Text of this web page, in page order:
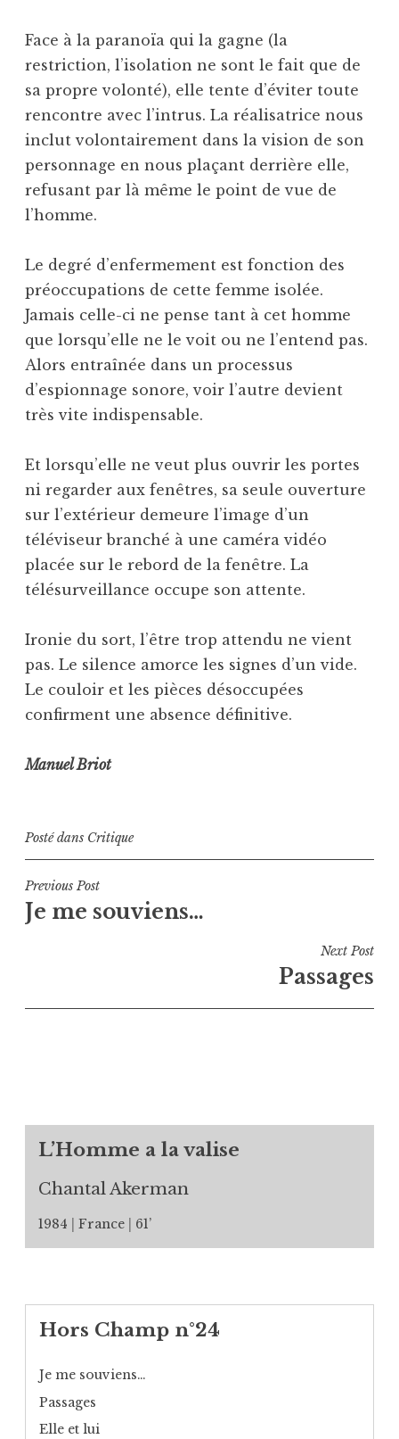
Face à la paranoïa qui la gagne (la
restriction, l’isolation ne sont le fait que de
sa propre volonté), elle tente d’éviter toute
rencontre avec l’intrus. La réalisatrice nous
inclut volontairement dans la vision de son
personnage en nous plaçant derrière elle,
refusant par là même le point de vue de
l’homme.
Le degré d’enfermement est fonction des
préoccupations de cette femme isolée.
Jamais celle-ci ne pense tant à cet homme
que lorsqu’elle ne le voit ou ne l’entend pas.
Alors entraînée dans un processus
d’espionnage sonore, voir l’autre devient
très vite indispensable.
Et lorsqu’elle ne veut plus ouvrir les portes
ni regarder aux fenêtres, sa seule ouverture
sur l’extérieur demeure l’image d’un
téléviseur branché à une caméra vidéo
placée sur le rebord de la fenêtre. La
télésurveillance occupe son attente.
Ironie du sort, l’être trop attendu ne vient
pas. Le silence amorce les signes d’un vide.
Le couloir et les pièces désoccupées
confirment une absence définitive.
Manuel Briot
Posté dans Critique
Navigation
de
Previous Post
Je me souviens…
Next Post
Passages
L’Homme a la valise
Chantal Akerman
1984 France 61’
Hors Champ n°24
Je me souviens…
Passages
Elle et lui